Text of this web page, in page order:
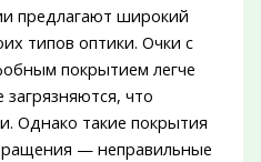
предлагают широкий
типов оптики. Очки с
покрытием легче
что
Однако такие покрытия
— неправильные